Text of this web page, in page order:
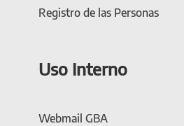
Registro de las Personas
Uso Interno
Webmail GBA